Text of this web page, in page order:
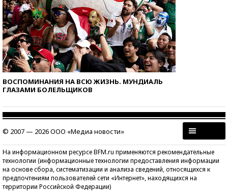
ВОСПОМИНАНИЯ НА ВСЮ ЖИЗНЬ. МУНДИАЛЬ
ГЛАЗАМИ БОЛЕЛЬЩИКОВ
© 2007 — 2026 ООО «Медиа новости»
На информационном ресурсе BFM.ru применяются рекомендательные
технологии (информационные технологии предоставления информации
на основе сбора, систематизации и анализа сведений, относящихся к
предпочтениям пользователей сети «Интернет», находящихся на
территории Российской Федерации)